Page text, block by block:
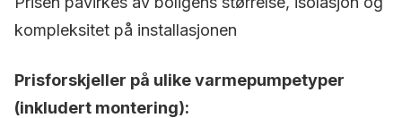
kompleksitet på installasjonen
Prisforskjeller på ulike varmepumpetyper
(inkludert montering):